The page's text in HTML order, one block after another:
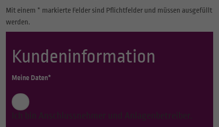
Mit einem * markierte Felder sind Pflichtfelder und müssen ausgefüllt
werden.
Kundeninformation
Meine Daten*
Ich bin Anschlussnehmer und Anlagenbetreiber.